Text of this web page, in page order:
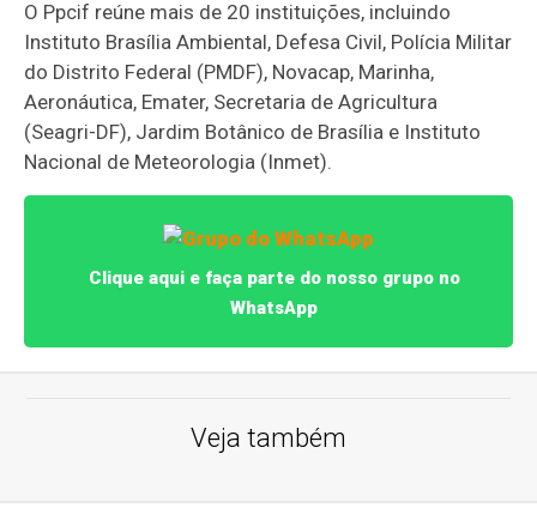
O Ppcif reúne mais de 20 instituições, incluindo
Instituto Brasília Ambiental, Defesa Civil, Polícia Militar
do Distrito Federal (PMDF), Novacap, Marinha,
Aeronáutica, Emater, Secretaria de Agricultura
(Seagri-DF), Jardim Botânico de Brasília e Instituto
Nacional de Meteorologia (Inmet).
Clique aqui e faça parte do nosso grupo no
WhatsApp
Veja também